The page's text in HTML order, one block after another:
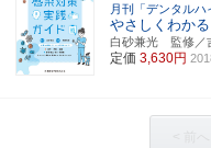
月刊「デンタル
やさしくわか
白砂兼光 監修
定価 3,630円